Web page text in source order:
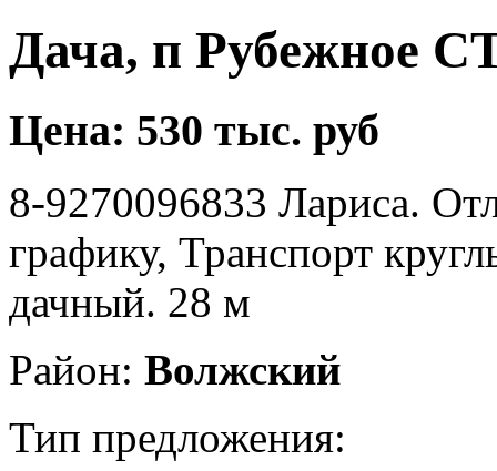
Дача, п Рубежное
Цена: 530 тыс. руб
8-9270096833 Лариса.
графику, Транспорт
дачный. 28 м
Район: Волжский
Тип предложения: